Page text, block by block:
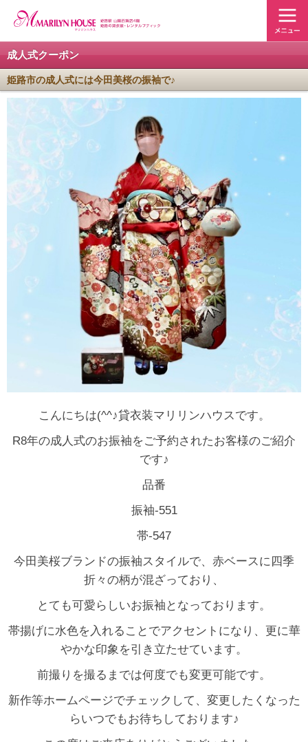
成人式クーポン
姫路市の成人式には今田美桜の振袖で♪
こんにちは(^^♪貸衣装マリリンハウスです。
R8年の成人式のお振袖をご予約されたお客様のご紹介
です♪
品番
振袖-551
帯-547
今田美桜ブランドの振袖スタイルで、赤ベースに四季
折々の柄が混ざっており、
とても可愛らしいお振袖となっております。
帯揚げに水色を入れることでアクセントになり、更に華
やかな印象を引き立たせています。
前撮りを撮るまでは何度でも変更可能です。
新作等ホームページでチェックして、変更したくなった
らいつでもお待ちしております♪